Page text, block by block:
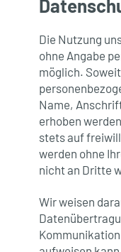
Die Nutzung
ohne Angabe
möglich.
Name,
erhoben
stets auf
werden ohne
nicht an Dritte
Wir weisen